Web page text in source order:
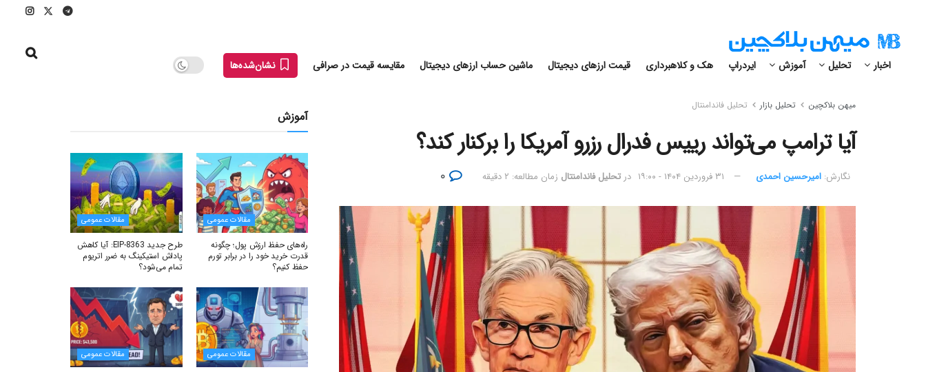
اخبار تحلیل آموزش ایردراپ هک و کلاهبرداری قیمت ارزهای دیجیتال ماشین حساب ارزهای دیجیتال مقایسه قیمت در صرافی نشان‌شده‌ها
میهن بلاکچین تحلیل بازار تحلیل فاندامنتال
آیا ترامپ می‌تواند رییس فدرال رزرو آمریکا را برکنار کند؟
نگارش:‌ امیرحسین احمدی ۳۱ فروردین ۱۴۰۴ - ۱۹:۰۰ در تحلیل فاندامنتال زمان مطالعه: ۲ دقیقه
آموزش
مقالات عمومی
راه‌های حفظ ارزش پول؛ چگونه
قدرت خرید خود را در برابر تورم
حفظ کنیم؟
مقالات عمومی
طرح جدید EIP-8363: آیا کاهش
پاداش استیکینگ به ضرر اتریوم
تمام می‌شود؟
مقالات عمومی مقالات عمومی